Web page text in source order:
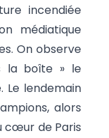
incendiée
médiatique
On observe
la boîte » le
Le lendemain
alors
cœur de Paris